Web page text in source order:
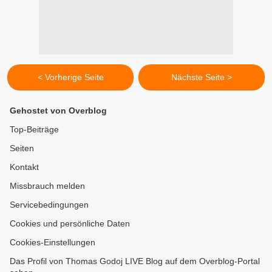
< Vorherige Seite Nächste Seite >
Gehostet von Overblog
Top-Beiträge
Seiten
Kontakt
Missbrauch melden
Servicebedingungen
Cookies und persönliche Daten
Cookies-Einstellungen
Das Profil von Thomas Godoj LIVE Blog auf dem Overblog-Portal